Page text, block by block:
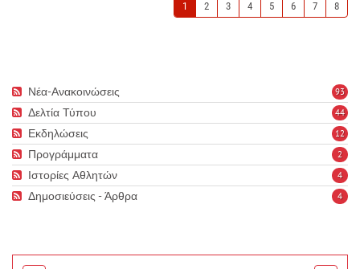
1 2 3 4 5 6 7 8
93
Νέα-Ανακοινώσεις
44
Δελτία Τύπου
12
Εκδηλώσεις
2
Προγράμματα
4
Ιστορίες Αθλητών
4
Δημοσιεύσεις - Άρθρα